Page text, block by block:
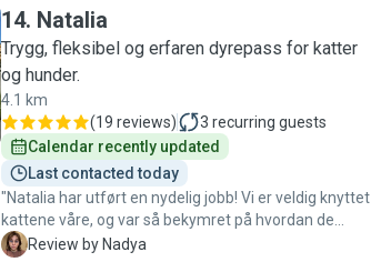
14. Natalia
Trygg, fleksibel og erfaren dyrepass for katter
og hunder.
4.1 km
(19 reviews) 3 recurring guests
Calendar recently updated
Last contacted today
"Natalia har utført en nydelig jobb! Vi er veldig knyttet
kattene våre, og var så bekymret på hvordan de
skulle takle vårt fravær. Natalia gjorde oss trygge. Hun
N Review by Nadya